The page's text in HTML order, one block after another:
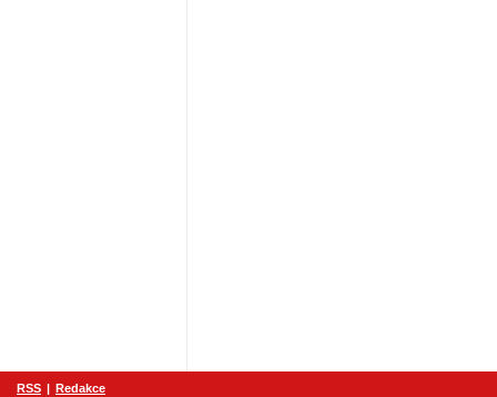
RSS | Redakce